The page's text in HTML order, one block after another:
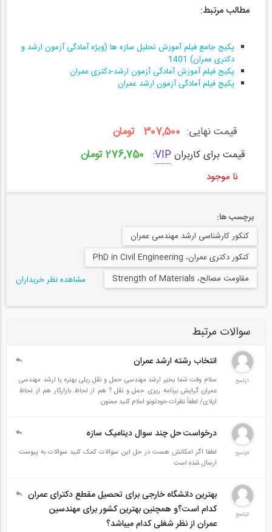
مطالب مرتبط:
پکیج جامع فیلم آموزش تحلیل سازه ها (ویژه آمادگی آزمون ارشد و
دکتری عمران) 1401
پکیج فیلم آموزش آمادگی آزمون ارشد-دکتری عمران
پکیج فیلم آمادگی آزمون ارشد عمران
قیمت نهایی: 307,500 تومان
قیمت برای کاربران VIP
: 276,750 تومان
نا موجود
برچسب ها:
کنکور کارشناسی ارشد مهندسی عمران
کنکور دکتری عمران، PhD in Civil Engineering
مقاومت مصالح، Strength of Materials
مشاهده نظر خریداران
سوالات مرتبط
1پاسخ
انتخاب رشته ارشد عمران
سلام وقت شما بخیر ارشد مهندسی حمل و نقل ریلی بهتره یا ارشد مهندسی
عمران گرایش برنامه ریزی حمل و نقل ؟ هم از لحاظ بازارکار هم از لحاظ
اپلای/ لطفاً نظرات خودتونو اعلام کنید ممنون
0پاسخ
درخواست حل چند سوال دینامیک سازه
لطفا اگر امکانش هست در حل این سوالات کمک کنید سوالات به پیوست
ارسال شده است
2پاسخ
بهترین دانشگاه خارجی برای تحصیل مقطع دکترای عمران
کدام است؟و همچنین بهترین کشور برای مهندسین
عمران از نظر شغلی کدام میباشد؟